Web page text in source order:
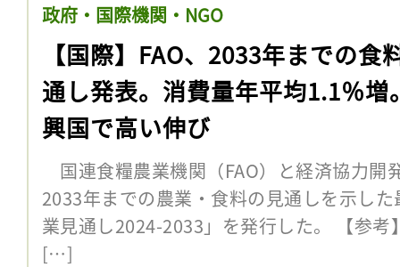
政府・国際機関・NGO
【国際】FAO、2033年までの食
通し発表。消費量年平均1.1％増
興国で高い伸び
国連食糧農業機関（FAO）と経済協力開
2033年までの農業・食料の見通しを示し
業見通し2024-2033」を発行した。 【参考
[…]